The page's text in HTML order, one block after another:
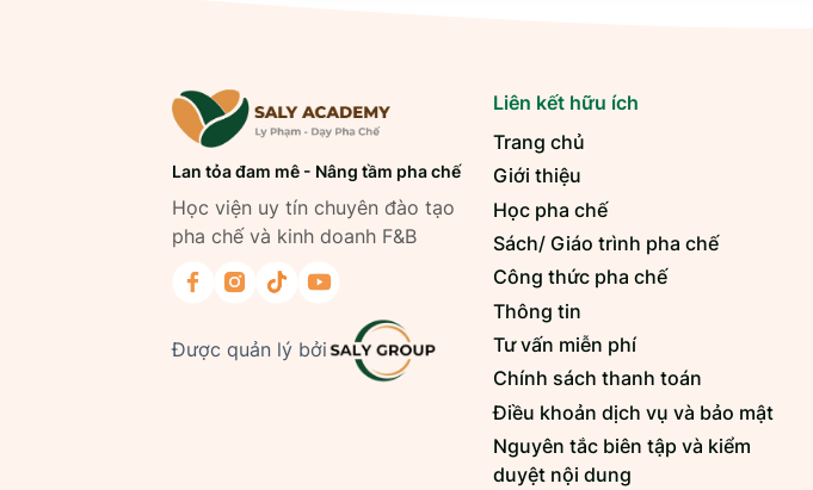
Lan tỏa đam mê - Nâng tầm pha chế
Học viện uy tín chuyên đào tạo
pha chế và kinh doanh F&B
Được quản lý bởi
Liên kết hữu ích
Trang chủ
Giới thiệu
Học pha chế
Sách/ Giáo trình pha chế
Công thức pha chế
Thông tin
Tư vấn miễn phí
Chính sách thanh toán
Điều khoản dịch vụ và bảo mật
Nguyên tắc biên tập và kiểm
duyệt nội dung